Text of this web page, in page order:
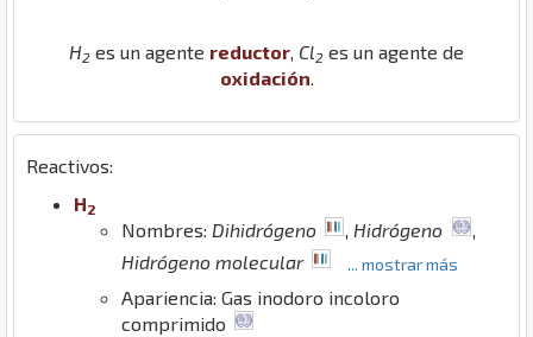
H2 es un agente reductor Cl2 es un agente de
oxidación
Reactivos:
H2
Nombres: Dihidrógeno Hidrógeno
Hidrógeno molecular
... mostrar más
Apariencia: Gas inodoro incoloro
comprimido